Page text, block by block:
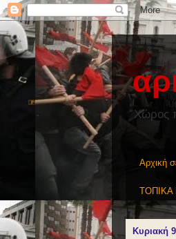
Χώρος
Αρχική
ΤΟΠΙΚΑ
Κυριακή